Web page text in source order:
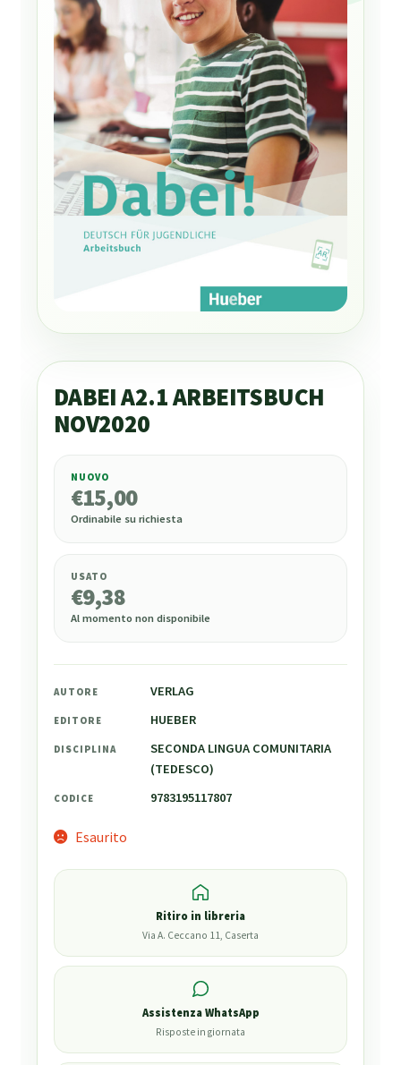
DABEI A2.1 ARBEITSBUCH
NOV2020
15,00
NUOVO
€15,00
Ordinabile su richiesta
USATO
€9,38
Al momento non disponibile
AUTORE VERLAG
EDITORE HUEBER
DISCIPLINA
SECONDA LINGUA COMUNITARIA
(TEDESCO)
CODICE 9783195117807
Esaurito
Ritiro in libreria
Via A. Ceccano 11, Caserta
Assistenza WhatsApp
Risposte in giornata